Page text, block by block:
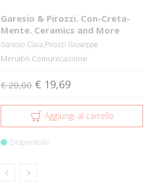
Garesio & Pirozzi. Con-Creta-
Mente. Ceramics and More
Garesio Clara;Pirozzi Giuseppe
Menabò Comunicazione
€ 20,00 € 19,69
Aggiungi al carrello
Disponibile